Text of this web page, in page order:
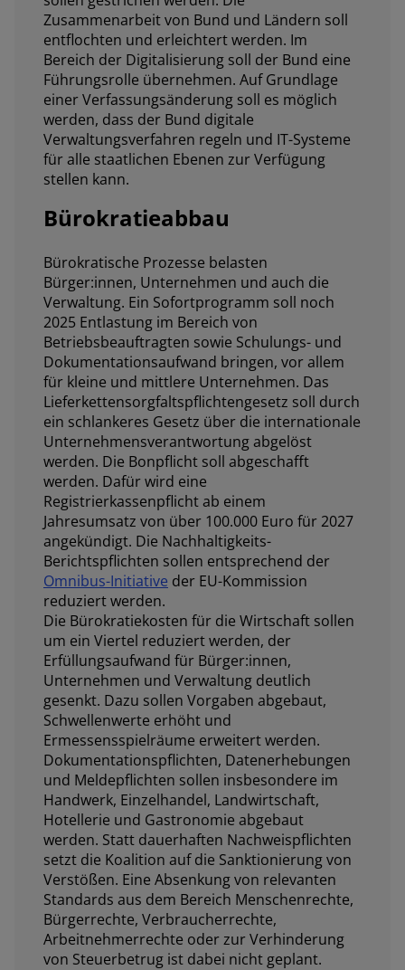
Zusammenarbeit von Bund und Ländern soll
entflochten und erleichtert werden. Im
Bereich der Digitalisierung soll der Bund eine
Führungsrolle übernehmen. Auf Grundlage
einer Verfassungsänderung soll es möglich
werden, dass der Bund digitale
Verwaltungsverfahren regeln und IT-Systeme
für alle staatlichen Ebenen zur Verfügung
stellen kann.
Bürokratieabbau
Bürokratische Prozesse belasten
Bürger:innen, Unternehmen und auch die
Verwaltung. Ein Sofortprogramm soll noch
2025 Entlastung im Bereich von
Betriebsbeauftragten sowie Schulungs- und
Dokumentationsaufwand bringen, vor allem
für kleine und mittlere Unternehmen. Das
Lieferkettensorgfaltspflichtengesetz soll durch
ein schlankeres Gesetz über die internationale
Unternehmensverantwortung abgelöst
werden. Die Bonpflicht soll abgeschafft
werden. Dafür wird eine
Registrierkassenpflicht ab einem
Jahresumsatz von über 100.000 Euro für 2027
angekündigt. Die Nachhaltigkeits-
Berichtspflichten sollen entsprechend der
Omnibus-Initiative der EU-Kommission
reduziert werden.
Die Bürokratiekosten für die Wirtschaft sollen
um ein Viertel reduziert werden, der
Erfüllungsaufwand für Bürger:innen,
Unternehmen und Verwaltung deutlich
gesenkt. Dazu sollen Vorgaben abgebaut,
Schwellenwerte erhöht und
Ermessensspielräume erweitert werden.
Dokumentationspflichten, Datenerhebungen
und Meldepflichten sollen insbesondere im
Handwerk, Einzelhandel, Landwirtschaft,
Hotellerie und Gastronomie abgebaut
werden. Statt dauerhaften Nachweispflichten
setzt die Koalition auf die Sanktionierung von
Verstößen. Eine Absenkung von relevanten
Standards aus dem Bereich Menschenrechte,
Bürgerrechte, Verbraucherrechte,
Arbeitnehmerrechte oder zur Verhinderung
von Steuerbetrug ist dabei nicht geplant.